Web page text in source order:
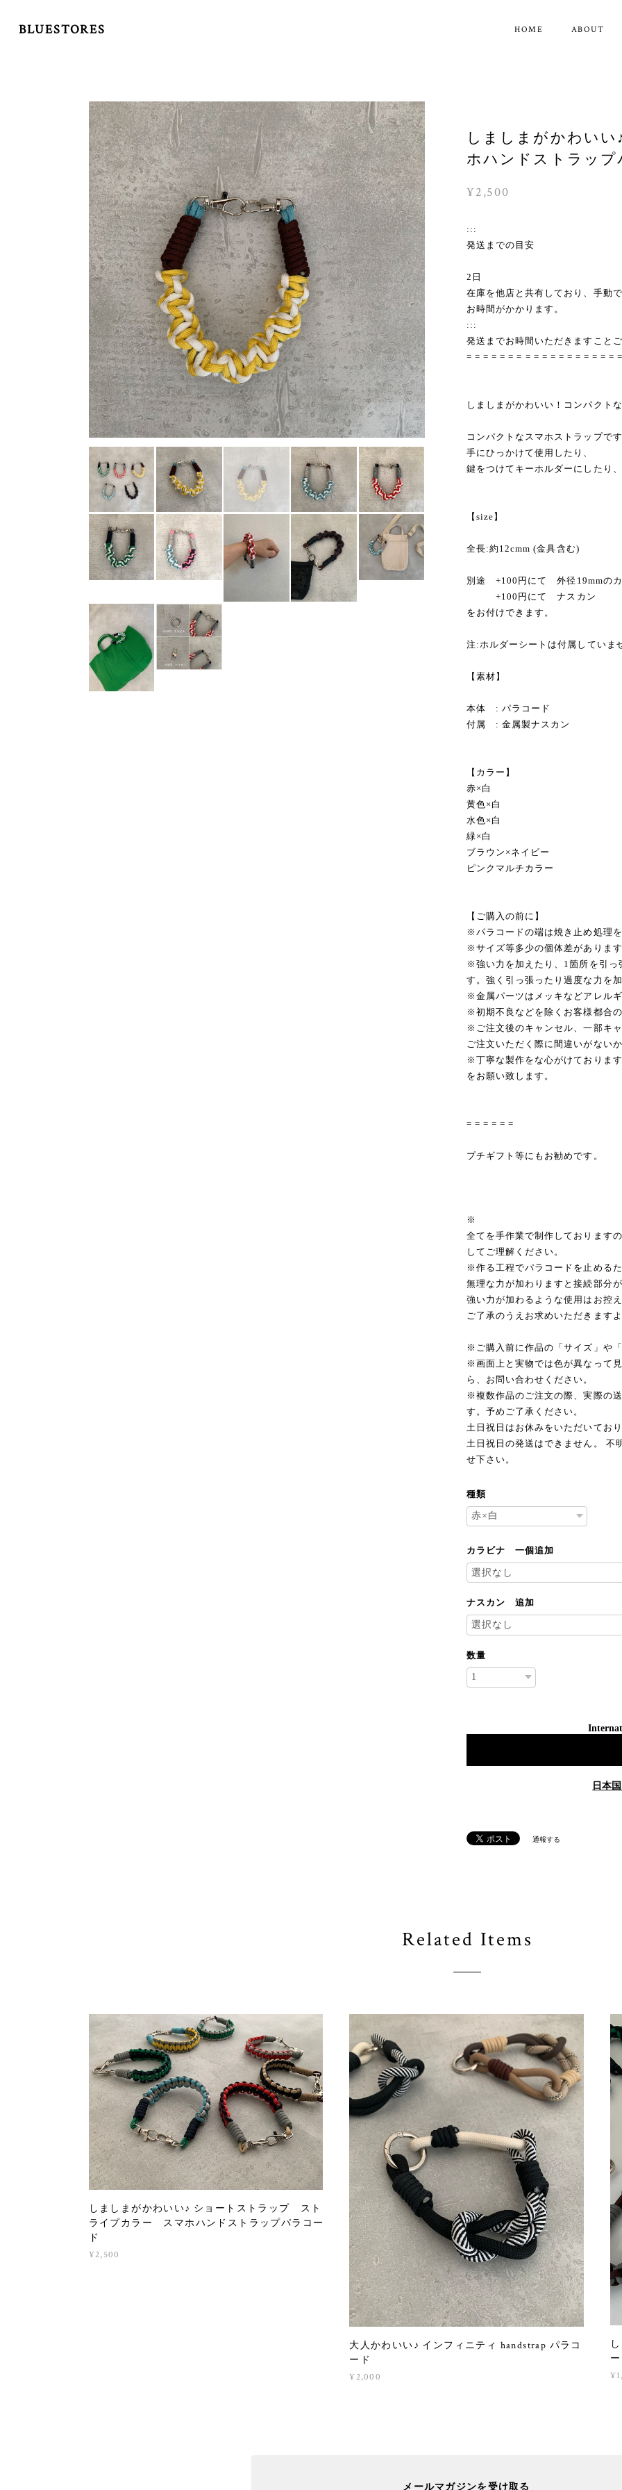
BLUESTORES HOME ABOUT
しましまがかわい
ホハンドストラップ
¥2,500
:::
発送までの目安
2日
在庫を他店と共有しており、手動
お時間がかかります。
:::
発送までお時間いただきますことご
= = = = = = = = = = = = = = = = = =
しましまがかわいい！コンパクト
コンパクトなスマホストラップです
手にひっかけて使用したり、
鍵をつけてキーホルダーにしたり
【size】
全長:約12cmm (金具含む)
別途 +100円にて 外径19mmのカ
+100円にて ナスカン
をお付けできます。
注:ホルダーシートは付属していま
【素材】
本体 : パラコード
付属 : 金属製ナスカン
【カラー】
赤×白
黄色×白
水色×白
緑×白
ブラウン×ネイビー
ピンクマルチカラー
【ご購入の前に】
※パラコードの端は焼き止め処理を
※サイズ等多少の個体差があります
※強い力を加えたり、1箇所を引っ
す。強く引っ張ったり過度な力を
※金属パーツはメッキなどアレル
※初期不良などを除くお客様都合
※ご注文後のキャンセル、一部キ
ご注文いただく際に間違いがない
※丁寧な製作をな心がけておりま
をお願い致します。
= = = = = =
プチギフト等にもお勧めです。
※
全てを手作業で制作しております
してご理解ください。
※作る工程でパラコードを止める
無理な力が加わりますと接続部分
強い力が加わるような使用はお控え
ご了承のうえお求めいただきます
※ご購入前に作品の「サイズ」や
※画面上と実物では色が異なって
ら、お問い合わせください。
※複数作品のご注文の際、実際の
す。予めご了承ください。
土日祝日はお休みをいただいてお
土日祝日の発送はできません。 不
せ下さい。
種類
カラビナ 一個追加
ナスカン 追加
数量
日本
通報する
Related Items
しましまがかわいい♪ ショートストラップ スト
ライプカラー スマホハンドストラップパラコー
ド
¥2,500
大人かわいい♪ インフィニティ handstrap パラコ
ード
¥2,000
メールマガジンを受け取る